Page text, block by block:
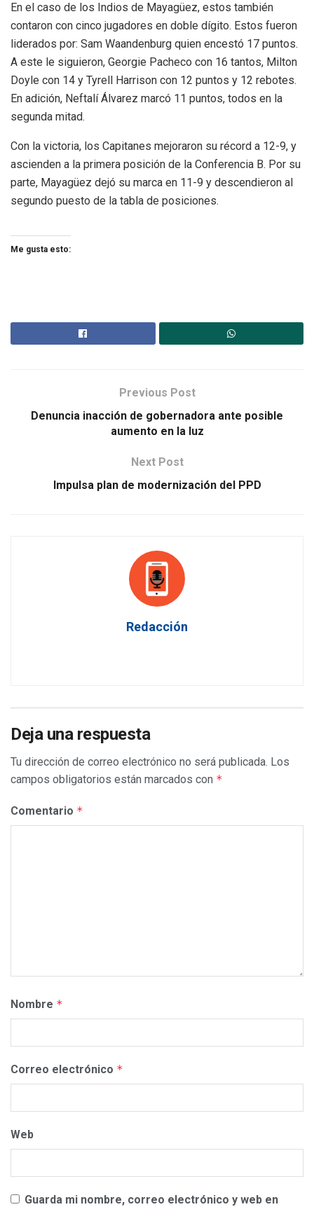
En el caso de los Indios de Mayagüez, estos también
contaron con cinco jugadores en doble dígito. Estos fueron
liderados por: Sam Waandenburg quien encestó 17 puntos.
A este le siguieron, Georgie Pacheco con 16 tantos, Milton
Doyle con 14 y Tyrell Harrison con 12 puntos y 12 rebotes.
En adición, Neftalí Álvarez marcó 11 puntos, todos en la
segunda mitad.
Con la victoria, los Capitanes mejoraron su récord a 12-9, y
ascienden a la primera posición de la Conferencia B. Por su
parte, Mayagüez dejó su marca en 11-9 y descendieron al
segundo puesto de la tabla de posiciones.
Me gusta esto:
Previous Post
Denuncia inacción de gobernadora ante posible
aumento en la luz
Next Post
Impulsa plan de modernización del PPD
Redacción
Deja una respuesta
Tu dirección de correo electrónico no será publicada. Los
campos obligatorios están marcados con *
Comentario *
Nombre *
Correo electrónico *
Web
Guarda mi nombre, correo electrónico y web en